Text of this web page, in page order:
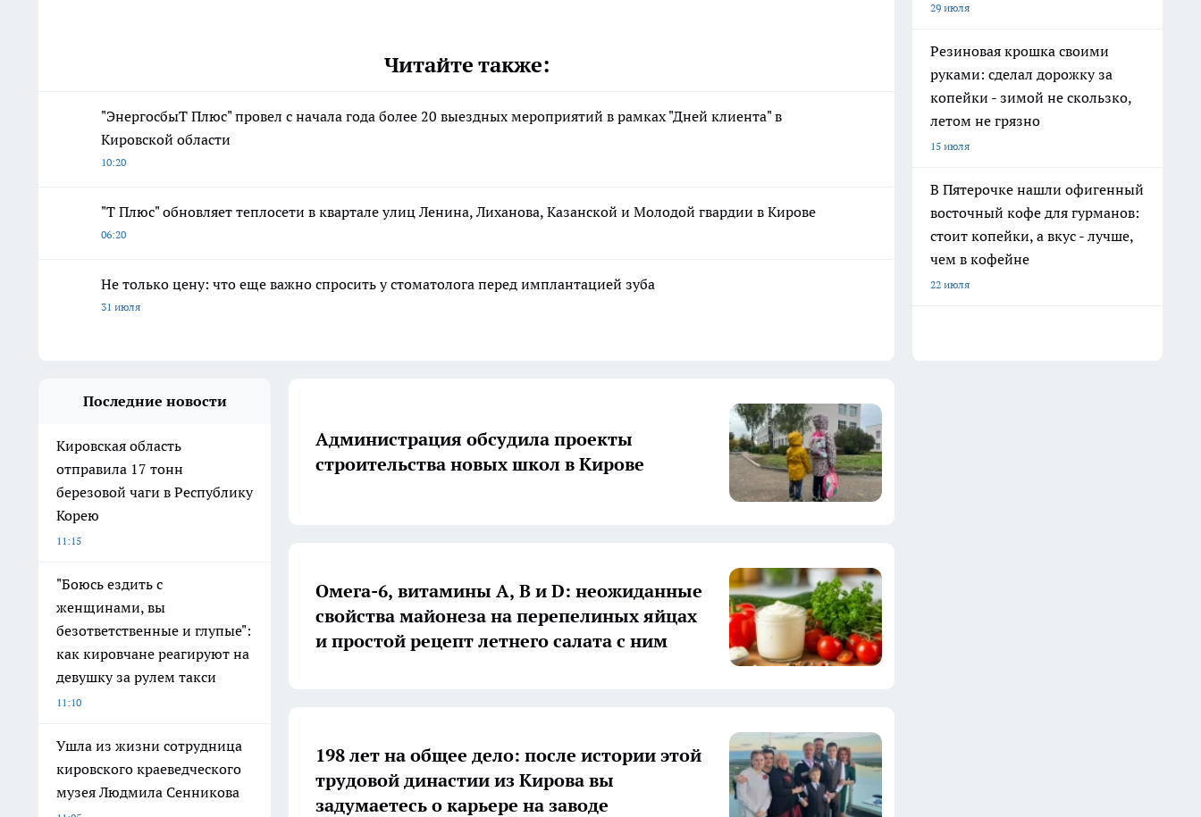
Читайте также:
"ЭнергосбыТ Плюс" провел с начала года более 20 выездных мероприятий в рамках "Дней клиента" в
Кировской области
10:20
"Т Плюс" обновляет теплосети в квартале улиц Ленина, Лиханова, Казанской и Молодой гвардии в Кирове
06:20
Не только цену: что еще важно спросить у стоматолога перед имплантацией зуба
31 июля
29 июля
Резиновая крошка своими
руками: сделал дорожку за
копейки - зимой не скользко,
летом не грязно
15 июля
В Пятерочке нашли офигенный
восточный кофе для гурманов:
стоит копейки, а вкус - лучше,
чем в кофейне
22 июля
Последние новости
Кировская область
отправила 17 тонн
березовой чаги в Республику
Корею
11:15
"Боюсь ездить с
женщинами, вы
безответственные и глупые":
как кировчане реагируют на
девушку за рулем такси
11:10
Ушла из жизни сотрудница
кировского краеведческого
музея Людмила Сенникова
Администрация обсудила проекты
строительства новых школ в Кирове
Омега-6, витамины А, В и D: неожиданные
свойства майонеза на перепелиных яйцах
и простой рецепт летнего салата с ним
198 лет на общее дело: после истории этой
трудовой династии из Кирова вы
задумаетесь о карьере на заводе